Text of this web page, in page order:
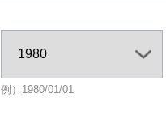
例）1980/01/01